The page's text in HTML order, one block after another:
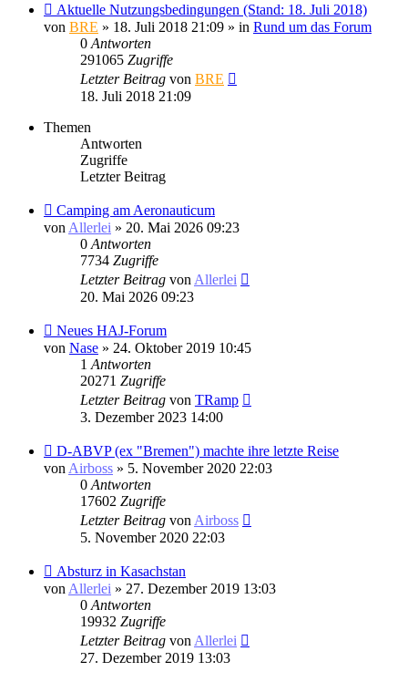
Aktuelle Nutzungsbedingungen (Stand: 18. Juli 2018)
von BRE » 18. Juli 2018 21:09 » in Rund um das Forum
0 Antworten
291065 Zugriffe
Letzter Beitrag von BRE
18. Juli 2018 21:09
Themen
Antworten
Zugriffe
Letzter Beitrag
Camping am Aeronauticum
von Allerlei » 20. Mai 2026 09:23
0 Antworten
7734 Zugriffe
Letzter Beitrag von Allerlei
20. Mai 2026 09:23
Neues HAJ-Forum
von Nase » 24. Oktober 2019 10:45
1 Antworten
20271 Zugriffe
Letzter Beitrag von TRamp
3. Dezember 2023 14:00
D-ABVP (ex "Bremen") machte ihre letzte Reise
von Airboss » 5. November 2020 22:03
0 Antworten
17602 Zugriffe
Letzter Beitrag von Airboss
5. November 2020 22:03
Absturz in Kasachstan
von Allerlei » 27. Dezember 2019 13:03
0 Antworten
19932 Zugriffe
Letzter Beitrag von Allerlei
27. Dezember 2019 13:03